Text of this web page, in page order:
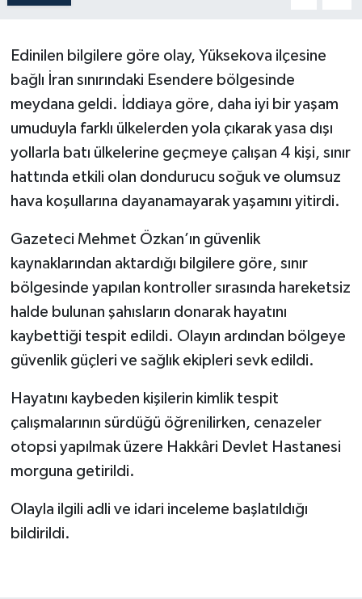
Edinilen bilgilere göre olay, Yüksekova ilçesine
bağlı İran sınırındaki Esendere bölgesinde
meydana geldi. İddiaya göre, daha iyi bir yaşam
umuduyla farklı ülkelerden yola çıkarak yasa dışı
yollarla batı ülkelerine geçmeye çalışan 4 kişi, sınır
hattında etkili olan dondurucu soğuk ve olumsuz
hava koşullarına dayanamayarak yaşamını yitirdi.
Gazeteci Mehmet Özkan’ın güvenlik
kaynaklarından aktardığı bilgilere göre, sınır
bölgesinde yapılan kontroller sırasında hareketsiz
halde bulunan şahısların donarak hayatını
kaybettiği tespit edildi. Olayın ardından bölgeye
güvenlik güçleri ve sağlık ekipleri sevk edildi.
Hayatını kaybeden kişilerin kimlik tespit
çalışmalarının sürdüğü öğrenilirken, cenazeler
otopsi yapılmak üzere Hakkâri Devlet Hastanesi
morguna getirildi.
Olayla ilgili adli ve idari inceleme başlatıldığı
bildirildi.